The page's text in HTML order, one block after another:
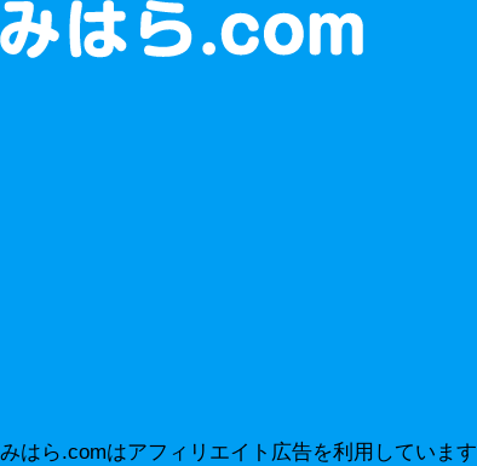
みはら.comはアフィリエイト広告を利用しています